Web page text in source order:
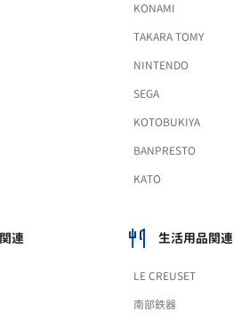
KONAMI
TAKARA TOMY
NINTENDO
SEGA
KOTOBUKIYA
BANPRESTO
KATO
連 生活用品関連
LE CREUSET
南部鉄器